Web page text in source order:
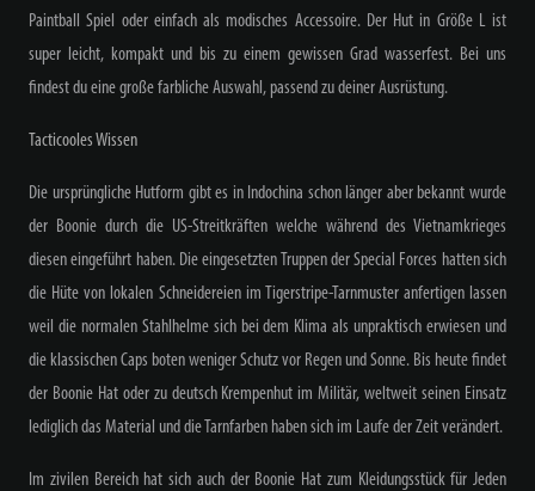
Paintball Spiel oder einfach als modisches Accessoire. Der Hut in Größe L ist
super leicht, kompakt und bis zu einem gewissen Grad wasserfest. Bei uns
findest du eine große farbliche Auswahl, passend zu deiner Ausrüstung.
Tacticooles Wissen
Die ursprüngliche Hutform gibt es in Indochina schon länger aber bekannt wurde
der Boonie durch die US-Streitkräften welche während des Vietnamkrieges
diesen eingeführt haben. Die eingesetzten Truppen der Special Forces hatten sich
die Hüte von lokalen Schneidereien im Tigerstripe-Tarnmuster anfertigen lassen
weil die normalen Stahlhelme sich bei dem Klima als unpraktisch erwiesen und
die klassischen Caps boten weniger Schutz vor Regen und Sonne. Bis heute findet
der Boonie Hat oder zu deutsch Krempenhut im Militär, weltweit seinen Einsatz
lediglich das Material und die Tarnfarben haben sich im Laufe der Zeit verändert.
Im zivilen Bereich hat sich auch der Boonie Hat zum Kleidungsstück für Jeden